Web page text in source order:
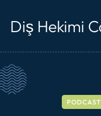
Diş Hekimi
PODCAST